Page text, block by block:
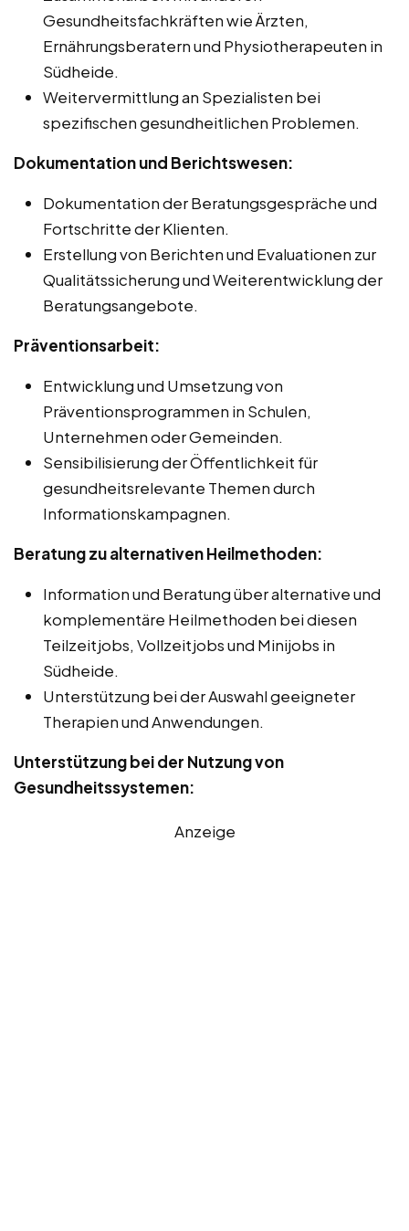
Gesundheitsfachkräften wie Ärzten,
Ernährungsberatern und Physiotherapeuten in
Südheide.
Weitervermittlung an Spezialisten bei
spezifischen gesundheitlichen Problemen.
Dokumentation und Berichtswesen:
Dokumentation der Beratungsgespräche und
Fortschritte der Klienten.
Erstellung von Berichten und Evaluationen zur
Qualitätssicherung und Weiterentwicklung der
Beratungsangebote.
Präventionsarbeit:
Entwicklung und Umsetzung von
Präventionsprogrammen in Schulen,
Unternehmen oder Gemeinden.
Sensibilisierung der Öffentlichkeit für
gesundheitsrelevante Themen durch
Informationskampagnen.
Beratung zu alternativen Heilmethoden:
Information und Beratung über alternative und
komplementäre Heilmethoden bei diesen
Teilzeitjobs, Vollzeitjobs und Minijobs in
Südheide.
Unterstützung bei der Auswahl geeigneter
Therapien und Anwendungen.
Unterstützung bei der Nutzung von
Gesundheitssystemen:
Anzeige